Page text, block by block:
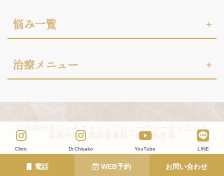
Clinic Dr.Chisako YouTube LINE
電話 WEB予約 お問い合わせ
悩み一覧
治療メニュー
© 自由が丘ウェルエイジングビューティークリニック
美容外科・美容皮膚科・婦人科形成